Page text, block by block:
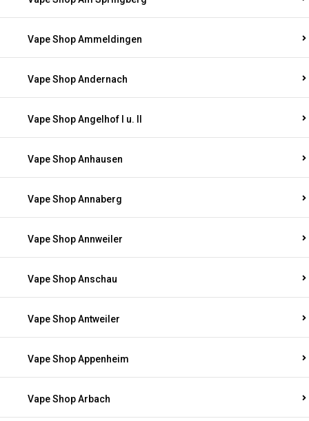
Vape Shop Ammeldingen
Vape Shop Andernach
Vape Shop Angelhof I u. II
Vape Shop Anhausen
Vape Shop Annaberg
Vape Shop Annweiler
Vape Shop Anschau
Vape Shop Antweiler
Vape Shop Appenheim
Vape Shop Arbach